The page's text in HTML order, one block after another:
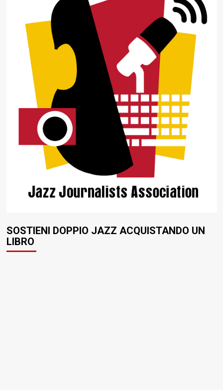
SOSTIENI DOPPIO JAZZ ACQUISTANDO UN
LIBRO